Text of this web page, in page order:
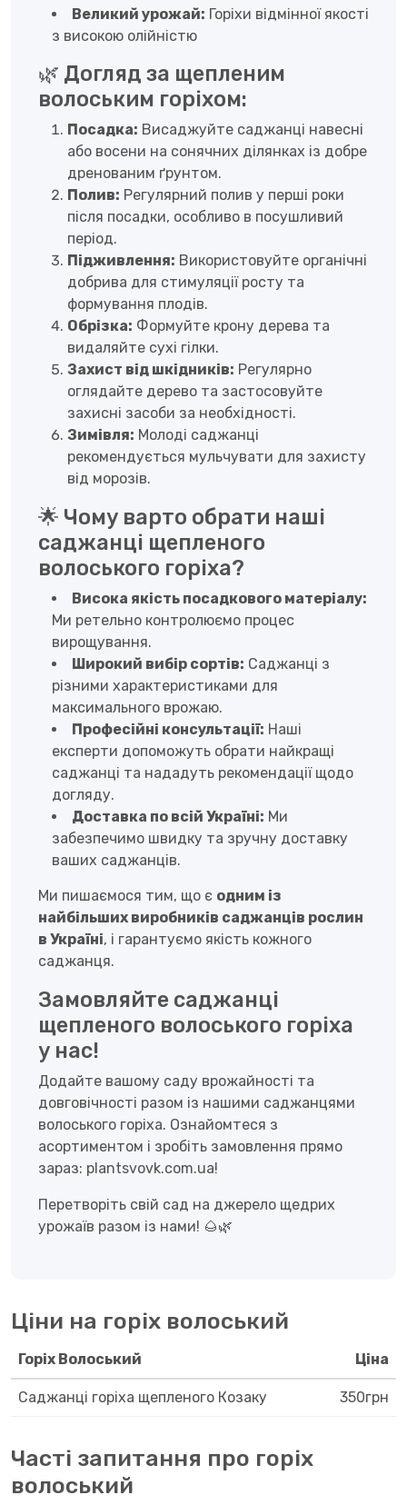
Великий урожай: Горіхи відмінної якості
з високою олійністю
🌿 Догляд за щепленим
волоським горіхом:
Посадка: Висаджуйте саджанці навесні
або восени на сонячних ділянках із добре
дренованим ґрунтом.
Полив: Регулярний полив у перші роки
після посадки, особливо в посушливий
період.
Підживлення: Використовуйте органічні
добрива для стимуляції росту та
формування плодів.
Обрізка: Формуйте крону дерева та
видаляйте сухі гілки.
Захист від шкідників: Регулярно
оглядайте дерево та застосовуйте
захисні засоби за необхідності.
Зимівля: Молоді саджанці
рекомендується мульчувати для захисту
від морозів.
🌟 Чому варто обрати наші
саджанці щепленого
волоського горіха?
Висока якість посадкового матеріалу:
Ми ретельно контролюємо процес
вирощування.
Широкий вибір сортів: Саджанці з
різними характеристиками для
максимального врожаю.
Професійні консультації: Наші
експерти допоможуть обрати найкращі
саджанці та нададуть рекомендації щодо
догляду.
Доставка по всій Україні: Ми
забезпечимо швидку та зручну доставку
ваших саджанців.
Ми пишаємося тим, що є одним із
найбільших виробників саджанців рослин
в Україні, і гарантуємо якість кожного
саджанця.
Замовляйте саджанці
щепленого волоського горіха
у нас!
Додайте вашому саду врожайності та
довговічності разом із нашими саджанцями
волоського горіха. Ознайомтеся з
асортиментом і зробіть замовлення прямо
зараз: plantsvovk.com.ua!
Перетворіть свій сад на джерело щедрих
урожаїв разом із нами! 🌰🌿
Ціни на горіх волоський
Горіх Волоський Ціна
Саджанці горіха щепленого Козаку 350грн
Часті запитання про горіх
волоський